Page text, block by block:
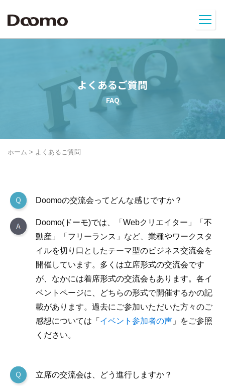
よくあるご質問
FAQ
ホーム > よくあるご質問
Doomoの交流会ってどんな感じですか？
Doomo(ドーモ)では、「Webクリエイター」「不
動産」「フリーランス」など、業種やワークスタ
イルを切り口としたテーマ型のビジネス交流会を
開催しています。多くは立席形式の交流会です
が、なかには着席形式の交流会もあります。各イ
ベントページに、どちらの形式で開催するかの記
載があります。過去にご参加いただいた方々のご
感想については「 イベント参加者の声 」をご参照
ください。
立席の交流会は、どう進行しますか？